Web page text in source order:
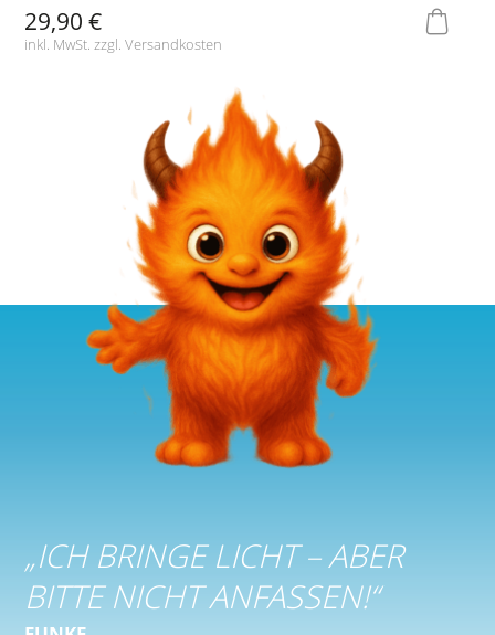
29,90 €
inkl. MwSt. zzgl.Versandkosten
„ICH BRINGE LICHT – ABER
BITTE NICHT ANFASSEN!“